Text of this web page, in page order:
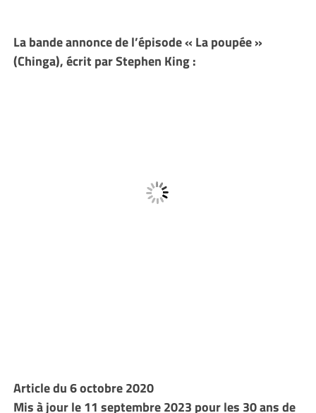
La bande annonce de l’épisode « La poupée »
(Chinga), écrit par Stephen King :
Article du 6 octobre 2020
Mis à jour le 11 septembre 2023 pour les 30 ans de